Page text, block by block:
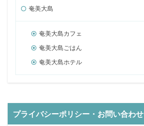
奄美大島
奄美大島カフェ
奄美大島ごはん
奄美大島ホテル
プライバシーポリシー・お問い合わせ